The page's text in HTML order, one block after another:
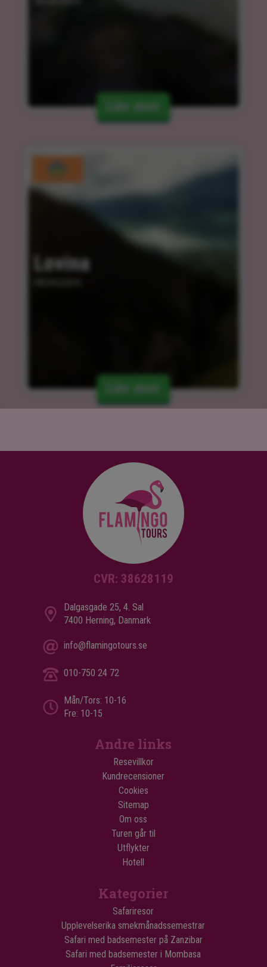
Läs mer
Lovina
Läs mer
CVR: 38628119
Dalgasgade 25, 4. Sal
7400 Herning, Danmark
info@flamingotours.se
010-750 24 72
Mån/Tors: 10-16
Fre: 10-15
Andre links
Resevillkor
Kundrecensioner
Cookies
Sitemap
Om oss
Turen går til
Utflykter
Hotell
Kategorier
Safariresor
Upplevelserika smekmånadssemestrar
Safari med badsemester på Zanzibar
Safari med badsemester i Mombasa